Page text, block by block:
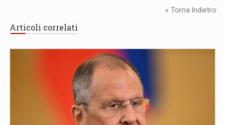
« Torna Indietro
Articoli correlati